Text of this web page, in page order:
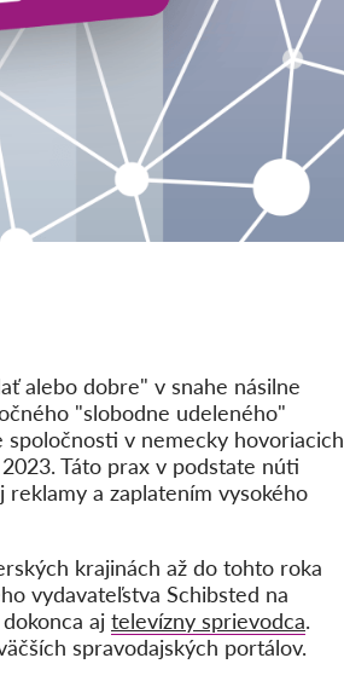
alebo dobre" v snahe násilne
"slobodne udeleného"
spoločnosti v nemecky hovoriacich
Táto prax v podstate núti
a zaplatením vysokého
krajinách až do tohto roka
vydavateľstva Schibsted na
aj televízny sprievodca.
spravodajských portálov.